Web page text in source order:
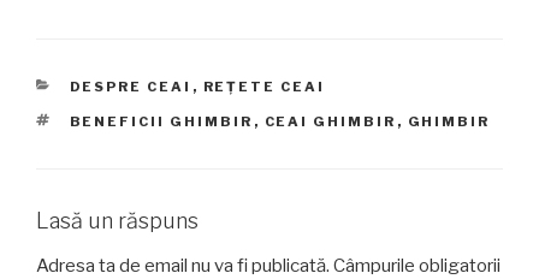
CATEGORII
DESPRE CEAI , REȚETE CEAI
ETICHETE
BENEFICII GHIMBIR , CEAI GHIMBIR , GHIMBIR
Lasă un răspuns
Adresa ta de email nu va fi publicată. Câmpurile obligatorii